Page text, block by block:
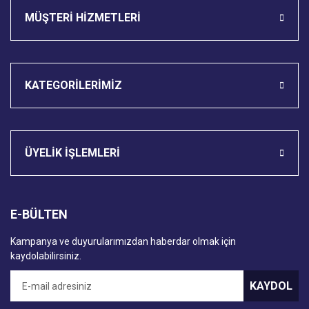
MÜŞTERİ HİZMETLERİ
KATEGORİLERİMİZ
ÜYELİK İŞLEMLERİ
E-BÜLTEN
Kampanya ve duyurularımızdan haberdar olmak için
kaydolabilirsiniz.
KAYDOL